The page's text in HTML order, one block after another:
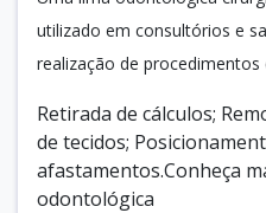
utilizado em consultórios e
realização de procedimentos
Retirada de cálculos;
de tecidos;
afastamentos.Conheça
odontológica